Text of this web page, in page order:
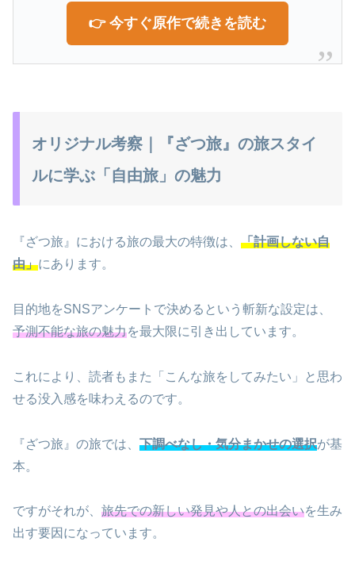
👉 今すぐ原作で続きを読む
オリジナル考察｜『ざつ旅』の旅スタイ
ルに学ぶ「自由旅」の魅力
『ざつ旅』における旅の最大の特徴は、 「計画しない自
由」にあります。
目的地をSNSアンケートで決めるという斬新な設定は、
予測不能な旅の魅力を最大限に引き出しています。
これにより、読者もまた「こんな旅をしてみたい」と思わ
せる没入感を味わえるのです。
『ざつ旅』の旅では、 下調べなし・気分まかせの選択が基
本。
ですがそれが、 旅先での新しい発見や人との出会いを生み
出す要因になっています。